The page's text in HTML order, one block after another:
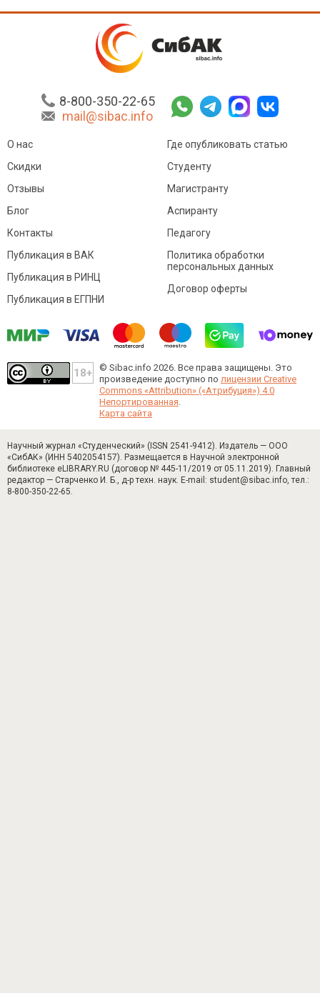
8-800-350-22-65
mail@sibac.info
О нас
Скидки
Отзывы
Блог
Контакты
Где опубликовать статью
Студенту
Магистранту
Аспиранту
Педагогу
Публикация в ВАК
Публикация в РИНЦ
Публикация в ЕГПНИ
Политика обработки
персональных данных
Договор оферты
© Sibac.info 2026. Все права защищены. Это
произведение доступно по лицензии Creative
Commons «Attribution» («Атрибуция») 4.0
Непортированная.
Карта сайта
Научный журнал «Студенческий» (ISSN 2541-9412). Издатель — ООО
«СибАК» (ИНН 5402054157). Размещается в Научной электронной
библиотеке eLIBRARY.RU (договор № 445-11/2019 от 05.11.2019). Главный
редактор — Старченко И. Б., д-р техн. наук. E-mail: student@sibac.info, тел.:
8-800-350-22-65.